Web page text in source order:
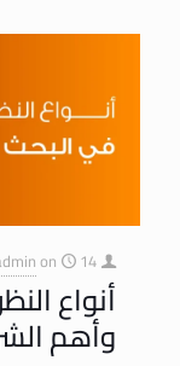
on 14 نوفمبر، 2024
أنواع
وأهم